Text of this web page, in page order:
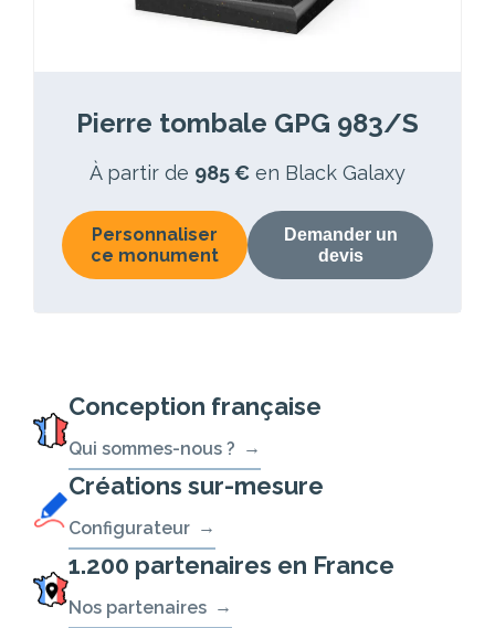
Pierre tombale GPG 983/S
À partir de 985 € en Black Galaxy
Personnaliser
ce monument
Demander un
devis
Conception française
Qui sommes-nous ?
Créations sur-mesure
Configurateur
1.200 partenaires en France
Nos partenaires